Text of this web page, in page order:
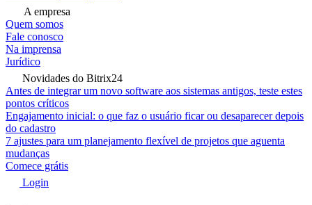
A empresa
Quem somos
Fale conosco
Na imprensa
Jurídico
Novidades do Bitrix24
Antes de integrar um novo software aos sistemas antigos, teste estes
pontos críticos
Engajamento inicial: o que faz o usuário ficar ou desaparecer depois
do cadastro
7 ajustes para um planejamento flexível de projetos que aguenta
mudanças
Comece grátis
Login